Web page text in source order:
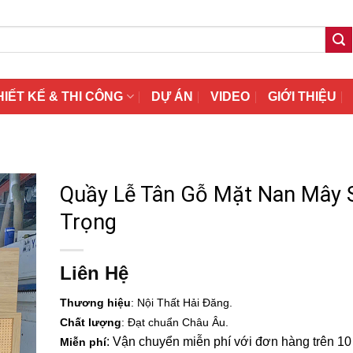
KẾ & THI CÔNG DỰ ÁN VIDEO GIỚI THIỆU
Quầy Lễ Tân Gỗ Mặt Nan Mây
Trọng
Liên Hệ
Thương hiệu: Nội Thất Hải Đăng.
Chất lượng: Đạt chuẩn Châu Âu.
Miễn phí: Vận chuyển miễn phí với đơn hàng trên 10